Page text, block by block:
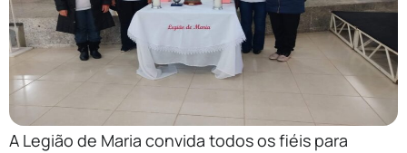
A Legião de Maria convida todos os fiéis para